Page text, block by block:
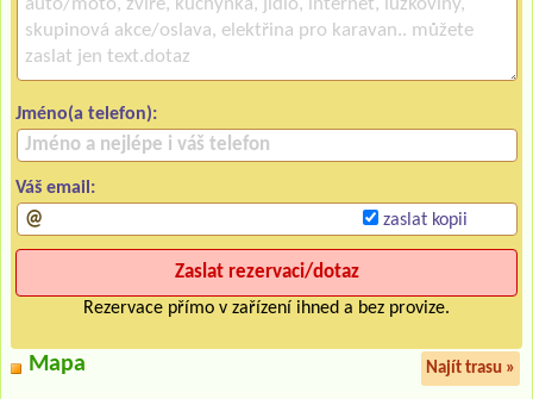
Jméno(a telefon):
Váš email:
zaslat kopii
Rezervace přímo v zařízení ihned a bez provize.
Mapa Najít trasu »